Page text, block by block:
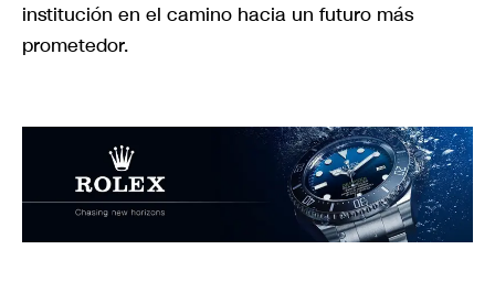
institución en el camino hacia un futuro más
prometedor.